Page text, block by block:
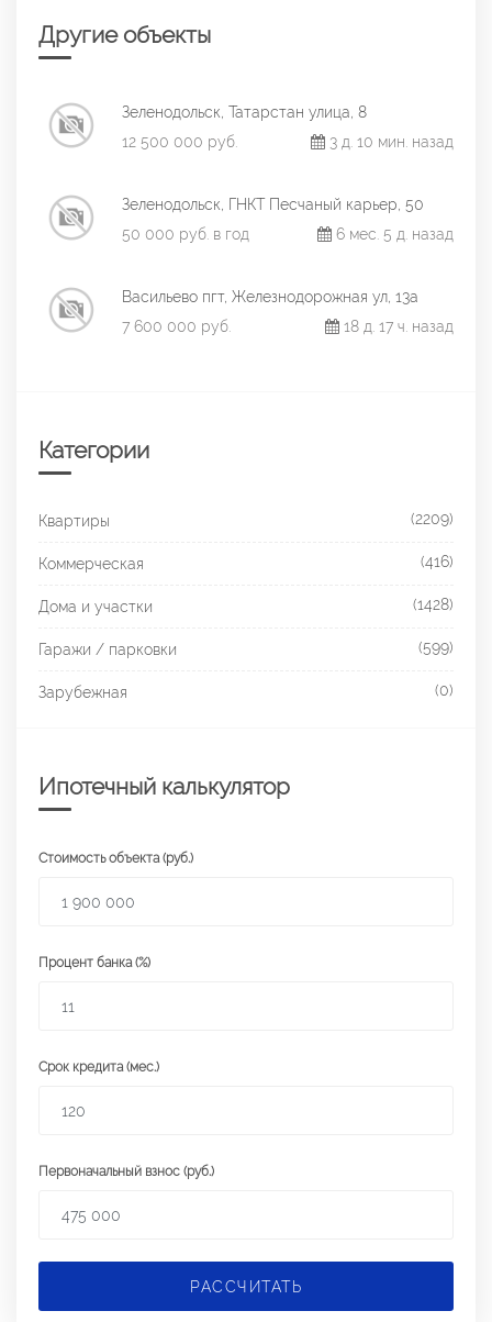
Другие объекты
Зеленодольск, Татарстан улица, 8
12 500 000 руб.
3 д. 10 мин. назад
Зеленодольск, ГНКТ Песчаный карьер, 50
50 000 руб. в год
6 мес. 5 д. назад
Васильево пгт, Железнодорожная ул, 13а
7 600 000 руб.
18 д. 17 ч. назад
Категории
Квартиры (2209)
Коммерческая (416)
Дома и участки (1428)
Гаражи / парковки (599)
Зарубежная (0)
Ипотечный калькулятор
Стоимость объекта (руб.)
Процент банка (%)
Срок кредита (мес.)
Первоначальный взнос (руб.)
РАССЧИТАТЬ